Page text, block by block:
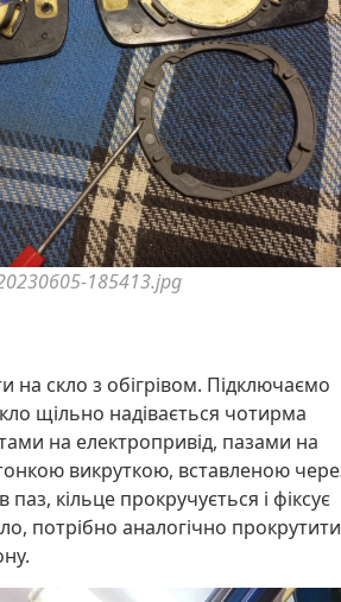
185413.jpg
на скло з обігрівом. Підключаємо
щільно надівається чотирма
на електропривід, пазами на
викруткою, вставленою
паз, кільце прокручується і фіксує
потрібно аналогічно прокрутити